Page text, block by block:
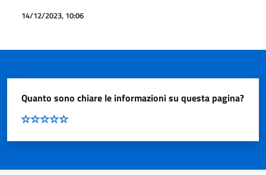
14/12/2023, 10:06
Quanto sono chiare le informazioni su questa pagina?